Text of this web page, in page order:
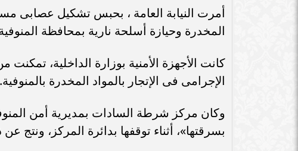
المخدرة وحيازة أسلحة نارية بمحافظة
كانت الأجهزة الأمنية بوزارة الداخلية،
الإجرامى فى الإتجار بالمواد المخدرة بالمنوفية.
وكان مركز شرطة السادات بمديرية أمن
بسرقتها»، أثناء توقفها بدائرة المركز، ونتج